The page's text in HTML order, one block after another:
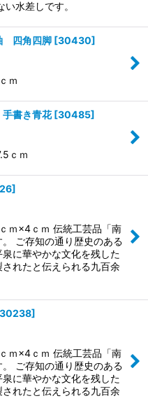
水差しです。
四角四脚 [30430]
ｍ
書き青花 [30485]
ｃｍ
]
ｍ×4ｃｍ 伝統工芸品「南
ご存知の通り歴史のある
泉に華やかな文化を残した
れたと伝えられる九百余
30238]
ｍ×4ｃｍ 伝統工芸品「南
ご存知の通り歴史のある
泉に華やかな文化を残した
れたと伝えられる九百余